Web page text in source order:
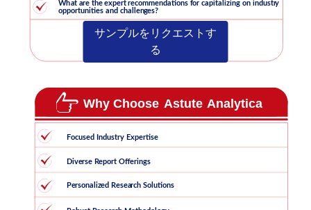
サンプルをリクエストす
る